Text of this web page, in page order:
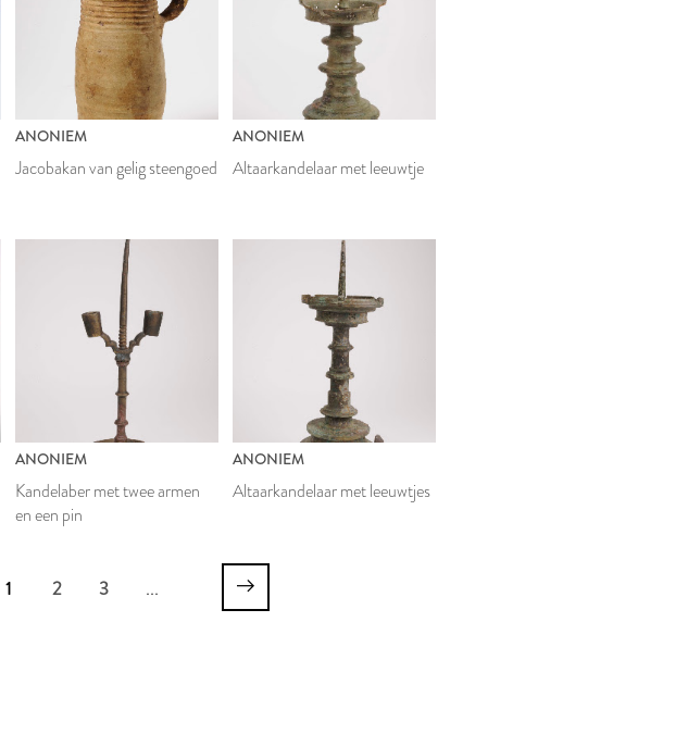
ANONIEM
Jacobakan van gelig steengoed
ANONIEM
Altaarkandelaar met leeuwtje
ANONIEM
Kandelaber met twee armen
en een pin
ANONIEM
Altaarkandelaar met leeuwtjes
1 2 3 ...